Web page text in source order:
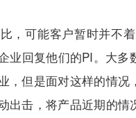
，可能客户暂时并不
业回复他们的PI。大多
，但是面对这样的情
出击，将产品近期的